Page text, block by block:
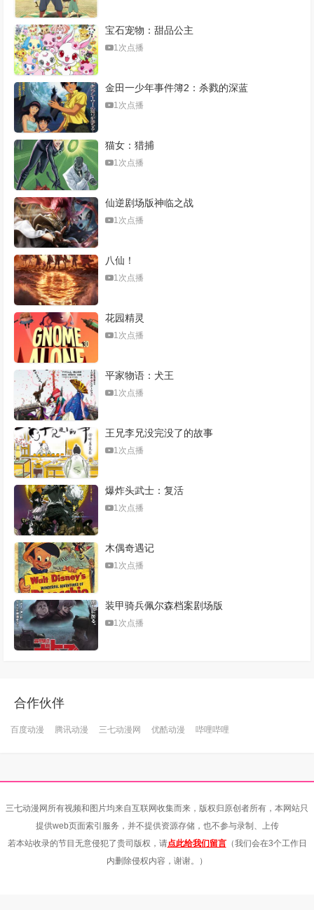
宝石宠物：甜品公主
1次点播
金田一少年事件簿2：杀戮的深蓝
1次点播
猫女：猎捕
1次点播
仙逆剧场版神临之战
1次点播
八仙！
1次点播
花园精灵
1次点播
平家物语：犬王
1次点播
王兄李兄没完没了的故事
1次点播
爆炸头武士：复活
1次点播
木偶奇遇记
1次点播
装甲骑兵佩尔森档案剧场版
1次点播
合作伙伴
百度动漫 腾讯动漫 三七动漫网 优酷动漫 哔哩哔哩
三七动漫网所有视频和图片均来自互联网收集而来，版权归原创者所有，本网站只
提供web页面索引服务，并不提供资源存储，也不参与录制、上传
若本站收录的节目无意侵犯了贵司版权，请点此给我们留言（我们会在3个工作日
内删除侵权内容，谢谢。）